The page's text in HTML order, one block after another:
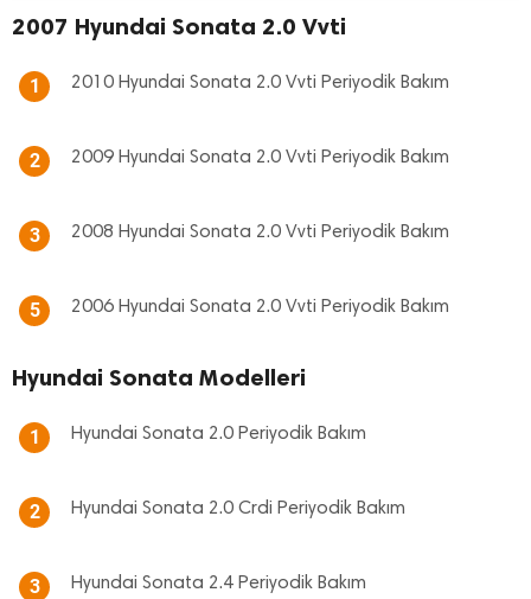
2007 Hyundai Sonata 2.0 Vvti
1 2010 Hyundai Sonata 2.0 Vvti Periyodik Bakım
2 2009 Hyundai Sonata 2.0 Vvti Periyodik Bakım
3 2008 Hyundai Sonata 2.0 Vvti Periyodik Bakım
5 2006 Hyundai Sonata 2.0 Vvti Periyodik Bakım
Hyundai Sonata Modelleri
1 Hyundai Sonata 2.0 Periyodik Bakım
2 Hyundai Sonata 2.0 Crdi Periyodik Bakım
3 Hyundai Sonata 2.4 Periyodik Bakım